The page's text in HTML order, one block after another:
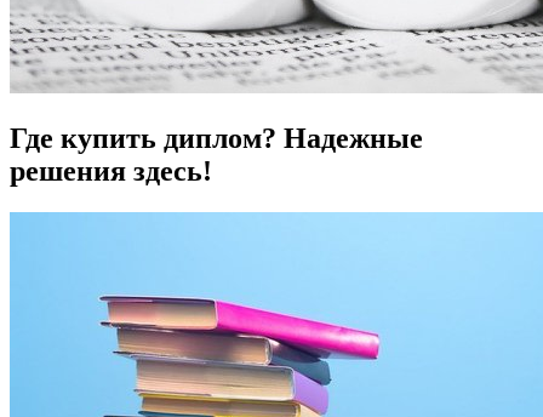
Где купить диплом? Надежные
решения здесь!